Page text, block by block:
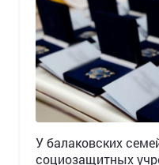
У балаковских
социозащитных